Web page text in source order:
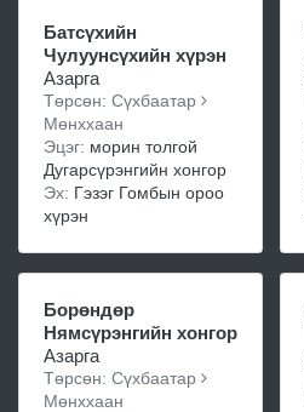
Батсүхийн
Чулуунсүхийн хүрэн
Азарга
Төрсөн: Сүхбаатар
Мөнххаан
Эцэг: морин толгой
Дугарсүрэнгийн хонгор
Эх: Гэзэг Гомбын ороо
хүрэн
Борөндөр
Нямсүрэнгийн хонгор
Азарга
Төрсөн: Сүхбаатар
Мөнххаан